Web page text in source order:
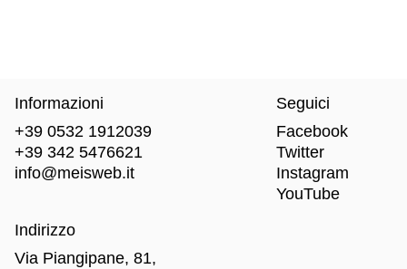
Informazioni
+39 0532 1912039
+39 342 5476621
info@meisweb.it
Indirizzo
Via Piangipane, 81,
Seguici
Facebook
Twitter
Instagram
YouTube